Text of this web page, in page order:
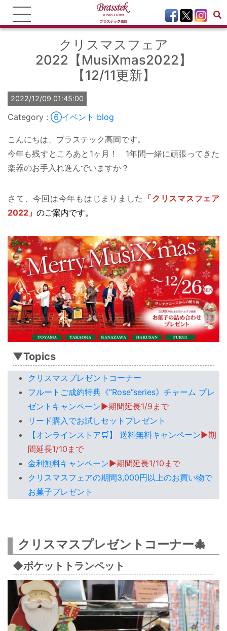
クリスマスフェア
2022【MusiXmas2022】
【12/11更新】
2022/12/09 01:45:00
⑥イベント blog
こんにちは、ブラステック高岡です。
今年も残すところあと1ヶ月！ 1年間一緒に頑張ってきた
楽器のお手入れ進んでいますか？
さて、今回は今年もはじまりました 「クリスマスフェア
2022」 のご案内です。
▼Topics
クリスマスプレゼントコーナー
フルートご成約特典《”Rose”series》チャーム プレ
ゼントキャンペーン▶期間延長1/9まで
リード購入でお試しセットプレゼント
【オンラインストア🛒】 送料無料キャンペーン▶期
間延長1/10まで
金利無料キャンペーン▶期間延長1/10まで
クリスマスフェアの期間3,000円以上のお買い物で
お菓子プレゼント
クリスマスプレゼントコーナー🎄
◆ポケットトランペット